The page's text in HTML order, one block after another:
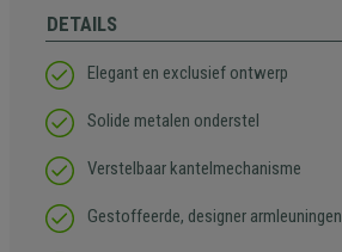
DETAILS
Elegant en exclusief ontwerp
Solide metalen onderstel
Verstelbaar kantelmechanisme
Gestoffeerde, designer armleuningen